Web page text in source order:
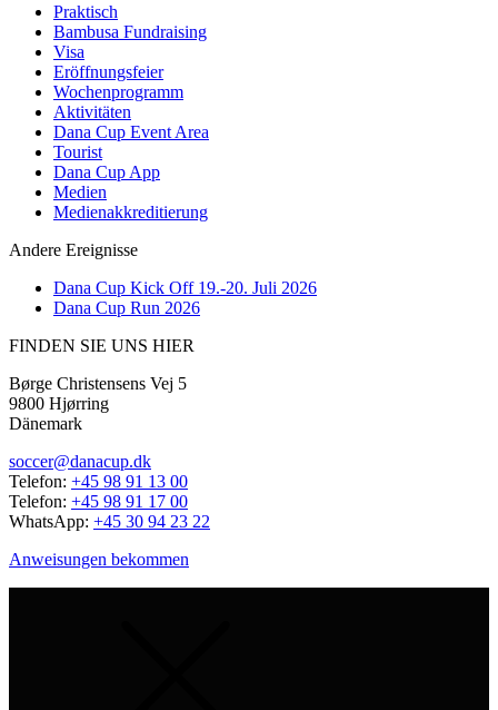
Praktisch
Bambusa Fundraising
Visa
Eröffnungsfeier
Wochenprogramm
Aktivitäten
Dana Cup Event Area
Tourist
Dana Cup App
Medien
Medienakkreditierung
Andere Ereignisse
Dana Cup Kick Off 19.-20. Juli 2026
Dana Cup Run 2026
FINDEN SIE UNS HIER
Børge Christensens Vej 5
9800 Hjørring
Dänemark
soccer@danacup.dk
Telefon: +45 98 91 13 00
Telefon: +45 98 91 17 00
WhatsApp: +45 30 94 23 22
Anweisungen bekommen